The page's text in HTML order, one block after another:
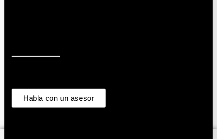
Habla con un asesor